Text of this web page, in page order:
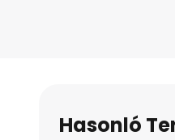
Hasonló